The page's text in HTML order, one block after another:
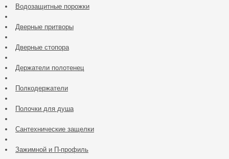
Водозащитные порожки
Дверные притворы
Дверные стопора
Держатели полотенец
Полкодержатели
Полочки для душа
Сантехнические защелки
Зажимной и П-профиль